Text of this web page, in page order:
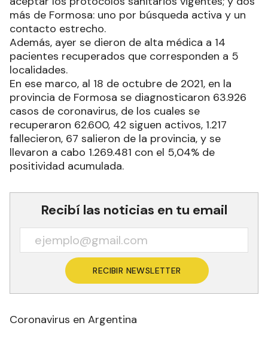
más de Formosa: uno por búsqueda activa y un
contacto estrecho.
Además, ayer se dieron de alta médica a 14
pacientes recuperados que corresponden a 5
localidades.
En ese marco, al 18 de octubre de 2021, en la
provincia de Formosa se diagnosticaron 63.926
casos de coronavirus, de los cuales se
recuperaron 62.600, 42 siguen activos, 1.217
fallecieron, 67 salieron de la provincia, y se
llevaron a cabo 1.269.481 con el 5,04% de
positividad acumulada.
Recibí las noticias en tu email
RECIBIR NEWSLETTER
Coronavirus en Argentina